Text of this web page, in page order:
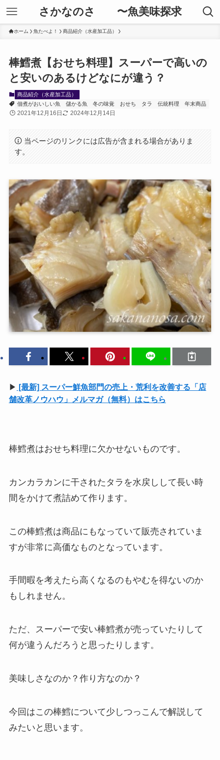
さかなのさ 〜魚美味探求
ホーム 魚たべよ！ 商品紹介（水産加工品）
棒鱈煮【おせち料理】スーパーで高いの
と安いのあるけどなにが違う？
商品紹介（水産加工品）
佃煮がおいしい魚
儲かる魚 冬の味覚 おせち タラ 伝統料理 年末商品
2021年12月16日 2024年12月14日
当ページのリンクには広告が含まれる場合がありま
す。
▶ [最新] スーパー鮮魚部門の売上・荒利を改善する「店
舗改革ノウハウ」メルマガ（無料）はこちら
棒鱈煮はおせち料理に欠かせないものです。
カンカラカンに干されたタラを水戻しして長い時
間をかけて煮詰めて作ります。
この棒鱈煮は商品にもなっていて販売されていま
すが非常に高価なものとなっています。
手間暇を考えたら高くなるのもやむを得ないのか
もしれません。
ただ、スーパーで安い棒鱈煮が売っていたりして
何が違うんだろうと思ったりします。
美味しさなのか？作り方なのか？
今回はこの棒鱈について少しつっこんで解説して
みたいと思います。